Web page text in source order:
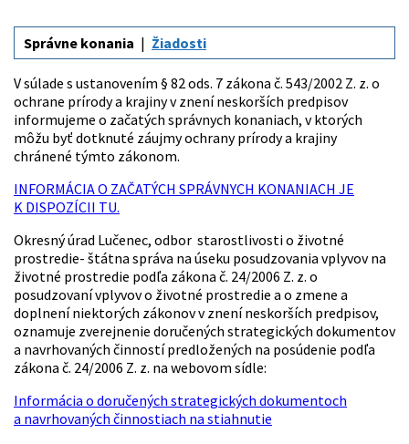
Správne konania Žiadosti
V súlade s ustanovením § 82 ods. 7 zákona č. 543/2002 Z. z. o
ochrane prírody a krajiny v znení neskorších predpisov
informujeme o začatých správnych konaniach, v ktorých
môžu byť dotknuté záujmy ochrany prírody a krajiny
chránené týmto zákonom.
INFORMÁCIA O ZAČATÝCH SPRÁVNYCH KONANIACH JE
K DISPOZÍCII TU.
Okresný úrad Lučenec, odbor starostlivosti o životné
prostredie- štátna správa na úseku posudzovania vplyvov na
životné prostredie podľa zákona č. 24/2006 Z. z. o
posudzovaní vplyvov o životné prostredie a o zmene a
doplnení niektorých zákonov v znení neskorších predpisov,
oznamuje zverejnenie doručených strategických dokumentov
a navrhovaných činností predložených na posúdenie podľa
zákona č. 24/2006 Z. z. na webovom sídle:
Informácia o doručených strategických dokumentoch
a navrhovaných činnostiach na stiahnutie